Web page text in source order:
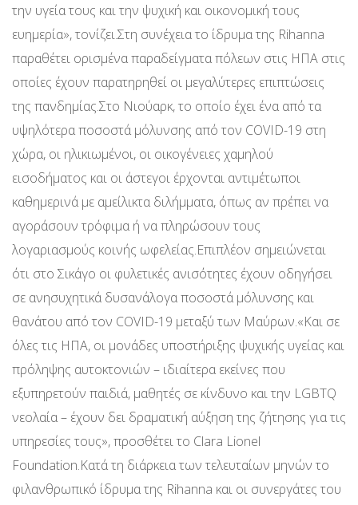
την υγεία τους και την ψυχική και οικονομική τους
ευημερία», τονίζει.Στη συνέχεια το ίδρυμα της Rihanna
παραθέτει ορισμένα παραδείγματα πόλεων στις ΗΠΑ στις
οποίες έχουν παρατηρηθεί οι μεγαλύτερες επιπτώσεις
της πανδημίας.Στο Νιούαρκ, το οποίο έχει ένα από τα
υψηλότερα ποσοστά μόλυνσης από τον COVID-19 στη
χώρα, οι ηλικιωμένοι, οι οικογένειες χαμηλού
εισοδήματος και οι άστεγοι έρχονται αντιμέτωποι
καθημερινά με αμείλικτα διλήμματα, όπως αν πρέπει να
αγοράσουν τρόφιμα ή να πληρώσουν τους
λογαριασμούς κοινής ωφελείας.Επιπλέον σημειώνεται
ότι στο Σικάγο οι φυλετικές ανισότητες έχουν οδηγήσει
σε ανησυχητικά δυσανάλογα ποσοστά μόλυνσης και
θανάτου από τον COVID-19 μεταξύ των Μαύρων.«Και σε
όλες τις ΗΠΑ, οι μονάδες υποστήριξης ψυχικής υγείας και
πρόληψης αυτοκτονιών – ιδιαίτερα εκείνες που
εξυπηρετούν παιδιά, μαθητές σε κίνδυνο και την LGBTQ
νεολαία – έχουν δει δραματική αύξηση της ζήτησης για τις
υπηρεσίες τους», προσθέτει το Clara Lionel
Foundation.Κατά τη διάρκεια των τελευταίων μηνών το
φιλανθρωπικό ίδρυμα της Rihanna και οι συνεργάτες του